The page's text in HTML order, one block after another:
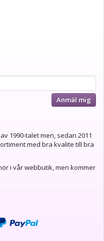
Anmäl mig
1990-talet men, sedan 2011
med bra kvalite till bra
i vår webbutik, men kommer